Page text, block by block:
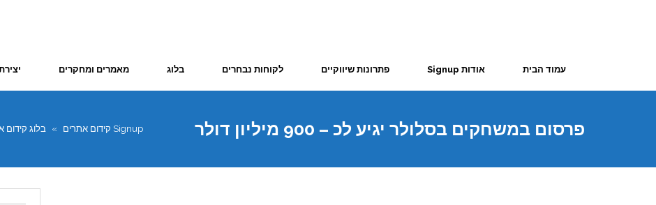
עמוד הבית אודות Signup פתרונות שיווקיים לקוחות נבחרים בלוג מאמרים ומחקרים
פרסום במשחקים בסלולר יגיע לכ – 900 מיליון דולר Signup קידום אתרים » בלוג קידום